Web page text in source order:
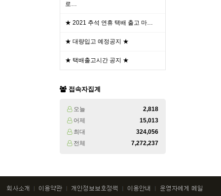
로…
★ 2021 추석 연휴 택배 출고 마…
★ 대량입고 예정공지 ★
★ 택배출고시간 공지 ★
접속자집계
오늘
2,818
어제
15,013
최대
324,056
전체
7,272,237